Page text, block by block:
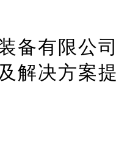
备有限公
解决方案